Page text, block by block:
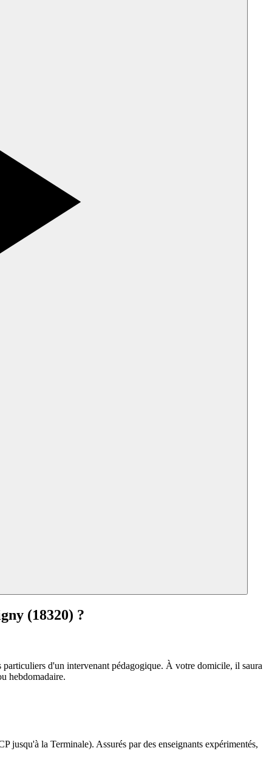
(18320) ?
d'un intervenant pédagogique. À votre domicile, il saura
hebdomadaire.
jusqu'à la Terminale). Assurés par des enseignants expérimentés,